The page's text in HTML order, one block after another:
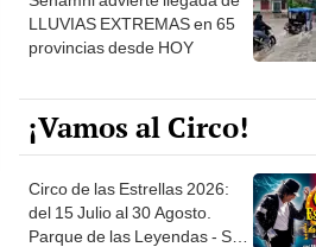
LLUVIAS EXTREMAS en 65
provincias desde HOY
¡Vamos al Circo!
Circo de las Estrellas 2026:
del 15 Julio al 30 Agosto.
Parque de las Leyendas - San